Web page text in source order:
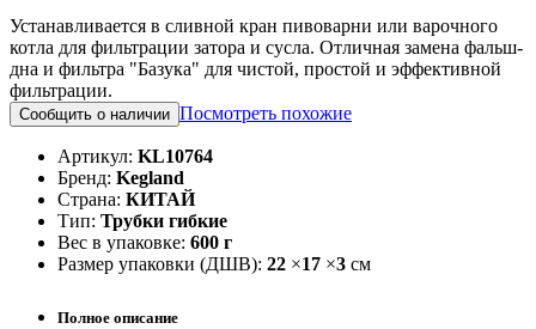
Устанавливается в сливной кран пивоварни или варочного
котла для фильтрации затора и сусла. Отличная замена фальш-
дна и фильтра "Базука" для чистой, простой и эффективной
фильтрации.
Сообщить о наличии Посмотреть похожие
Артикул: KL10764
Бренд: Kegland
Страна: КИТАЙ
Тип: Трубки гибкие
Вес в упаковке: 600 г
Размер упаковки (ДШВ): 22 ×17 ×3 см
Полное описание